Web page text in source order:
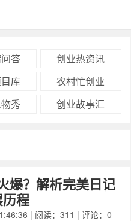
答
创业热资讯
库
农村忙创业
秀 创业故事汇
爆？解析完美日记
程
| 阅读：311 | 评论：0